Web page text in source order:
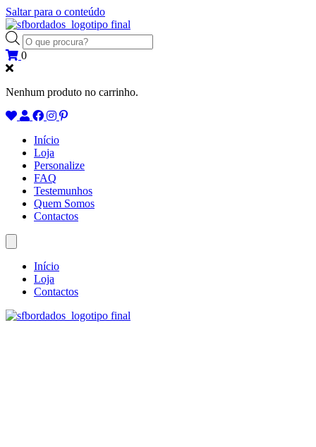
Saltar para o conteúdo
Products
search
0
Nenhum produto no carrinho.
Início
Loja
Personalize
FAQ
Testemunhos
Quem Somos
Contactos
Início
Loja
Contactos